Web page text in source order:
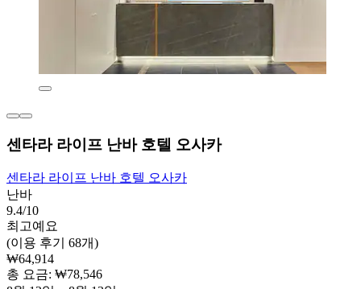
센타라 라이프 난바 호텔 오사카
센타라 라이프 난바 호텔 오사카
난바
9.4/10
최고예요
(이용 후기 68개)
₩64,914
총 요금: ₩78,546